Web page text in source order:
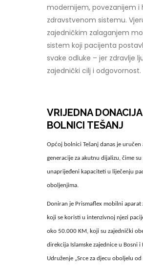
modernijem, povezanijem i
zdravstvenom sistemu.
zajedničkim zalaganjem
sistem koji pacijenta
svake odluke – jer zdravlje
zajednički cilj i odgovornost.
VRIJEDNA
BOLNICI TEŠANJ
Općoj bolnici Tešanj danas je
generacije za akutnu dijalizu, čime su
unaprijeđeni kapaciteti u liječenju
oboljenjima.
Doniran je Prismaflex mobilni aparat
koji se koristi u intenzivnoj njezi
oko 50.000 KM, koji su zajednički
direkcija Islamske zajednice u Bosni i
Udruženje „Srce za djecu oboljelu